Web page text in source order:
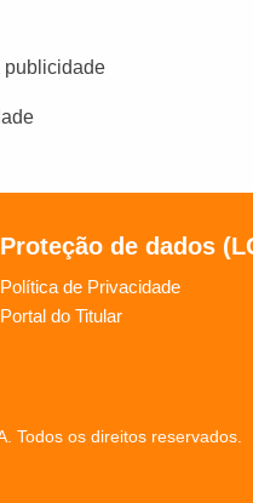
publicidade
Proteção de dados
Política de Privacidade
Portal do Titular
Todos os direitos reservados.